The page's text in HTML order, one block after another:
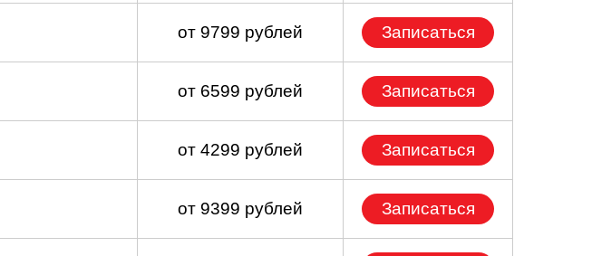
от 9799 рублей Записаться
от 6599 рублей Записаться
от 4299 рублей Записаться
от 9399 рублей Записаться